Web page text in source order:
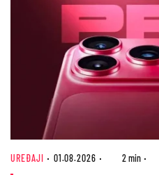
UREĐAJI 01.08.2026 2 min